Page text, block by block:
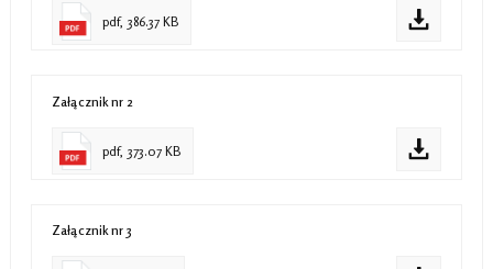
pdf, 386.37 KB
Załącznik nr 2
pdf, 373.07 KB
Załącznik nr 3